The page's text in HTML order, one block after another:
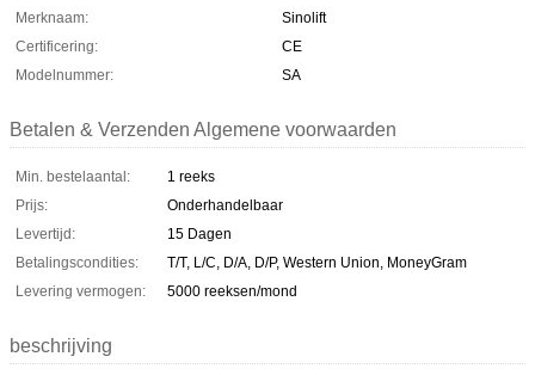
Merknaam:
Sinolift
Certificering:
CE
Modelnummer:
SA
Betalen & Verzenden Algemene voorwaarden
Min. bestelaantal:
1 reeks
Prijs:
Onderhandelbaar
Levertijd:
15 Dagen
Betalingscondities:
T/T, L/C, D/A, D/P, Western Union, MoneyGram
Levering vermogen:
5000 reeksen/mond
beschrijving